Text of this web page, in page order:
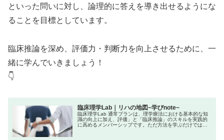
といった問いに対し、論理的に答えを導き出せるようにな
ることを目標としています。
臨床推論を深め、評価力・判断力を向上させるために、一
緒に学んでいきましょう！
👇
臨床理学Lab｜リハの地図~学びnote~
臨床理学Lab 通常プランは、理学療法における基本的な知
識の向上に加え、評価」と「臨床推論」のスキルを実践的
に高めるメンバーシップです。ただ方法を学ぶだけではな